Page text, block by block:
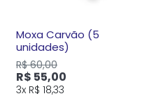
Moxa Carvão (5
unidades)
R$ 60,00
R$ 55,00
3x R$ 18,33